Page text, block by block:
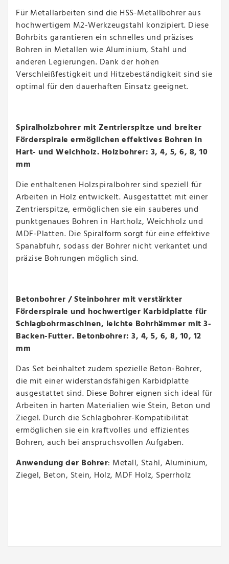
Für Metallarbeiten sind die HSS-Metallbohrer aus
hochwertigem M2-Werkzeugstahl konzipiert. Diese
Bohrbits garantieren ein schnelles und präzises
Bohren in Metallen wie Aluminium, Stahl und
anderen Legierungen. Dank der hohen
Verschleißfestigkeit und Hitzebeständigkeit sind sie
optimal für den dauerhaften Einsatz geeignet.
Spiralholzbohrer mit Zentrierspitze und breiter
Förderspirale ermöglichen effektives Bohren in
Hart- und Weichholz. Holzbohrer: 3, 4, 5, 6, 8, 10
mm
Die enthaltenen Holzspiralbohrer sind speziell für
Arbeiten in Holz entwickelt. Ausgestattet mit einer
Zentrierspitze, ermöglichen sie ein sauberes und
punktgenaues Bohren in Hartholz, Weichholz und
MDF-Platten. Die Spiralform sorgt für eine effektive
Spanabfuhr, sodass der Bohrer nicht verkantet und
präzise Bohrungen möglich sind.
Betonbohrer / Steinbohrer mit verstärkter
Förderspirale und hochwertiger Karbidplatte für
Schlagbohrmaschinen, leichte Bohrhämmer mit 3-
Backen-Futter. Betonbohrer: 3, 4, 5, 6, 8, 10, 12
mm
Das Set beinhaltet zudem spezielle Beton-Bohrer,
die mit einer widerstandsfähigen Karbidplatte
ausgestattet sind. Diese Bohrer eignen sich ideal für
Arbeiten in harten Materialien wie Stein, Beton und
Ziegel. Durch die Schlagbohrer-Kompatibilität
ermöglichen sie ein kraftvolles und effizientes
Bohren, auch bei anspruchsvollen Aufgaben.
Anwendung der Bohrer: Metall, Stahl, Aluminium,
Ziegel, Beton, Stein, Holz, MDF Holz, Sperrholz